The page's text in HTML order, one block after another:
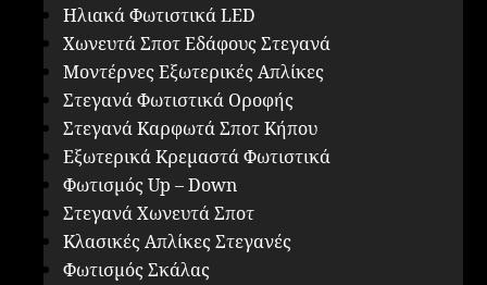
Ηλιακά Φωτιστικά LED
Χωνευτά Σποτ Εδάφους Στεγανά
Μοντέρνες Εξωτερικές Απλίκες
Στεγανά Φωτιστικά Οροφής
Στεγανά Καρφωτά Σποτ Κήπου
Εξωτερικά Κρεμαστά Φωτιστικά
Φωτισμός Up – Down
Στεγανά Χωνευτά Σποτ
Κλασικές Απλίκες Στεγανές
Φωτισμός Σκάλας